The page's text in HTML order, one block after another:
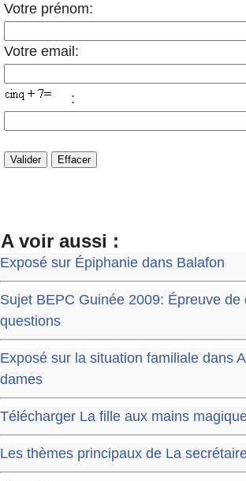
Votre prénom:
Votre email:
:
A voir aussi :
Exposé sur Épiphanie dans Balafon
Sujet BEPC Guinée 2009: Épreuve de
questions
Exposé sur la situation familiale dans
dames
Télécharger La fille aux mains
Les thèmes principaux de La